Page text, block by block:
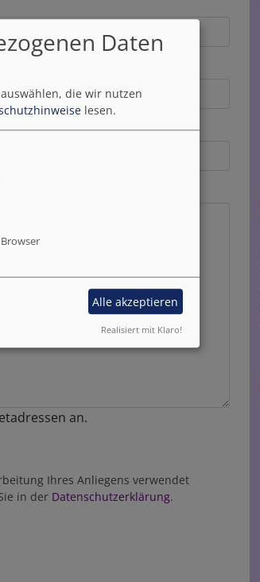
an.
Ihres Anliegens verwendet
in der Datenschutzerklärung.
Daten
die wir nutzen
lesen.
Alle akzeptieren
Realisiert mit Klaro!